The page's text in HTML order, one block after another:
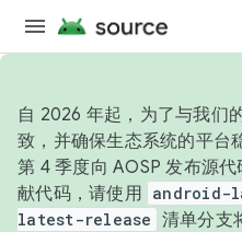
自 2026 年起，为了与我们
致，并确保生态系统的平台
第 4 季度向 AOSP 发布源
献代码，请使用 android-
latest-release 清单分支